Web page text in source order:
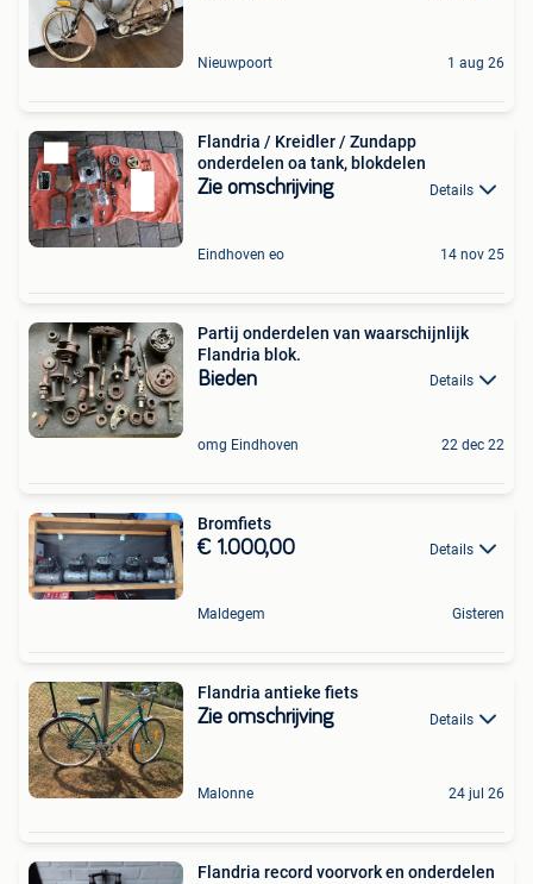
Nieuwpoort 1 aug 26
Flandria / Kreidler / Zundapp
onderdelen oa tank, blokdelen
Zie omschrijving Details
Eindhoven eo 14 nov 25
Partij onderdelen van waarschijnlijk
Flandria blok.
Bieden Details
omg Eindhoven 22 dec 22
Bromfiets
€ 1.000,00 Details
Maldegem Gisteren
Flandria antieke fiets
Zie omschrijving Details
Malonne 24 jul 26
Flandria record voorvork en onderdelen